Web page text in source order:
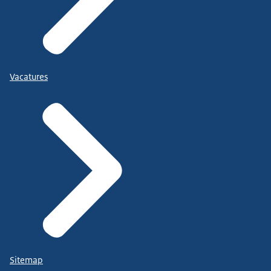
Vacatures
Sitemap